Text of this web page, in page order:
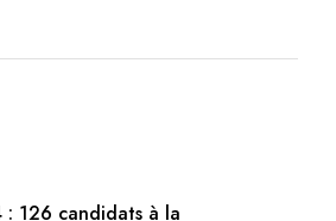
126 candidats à la